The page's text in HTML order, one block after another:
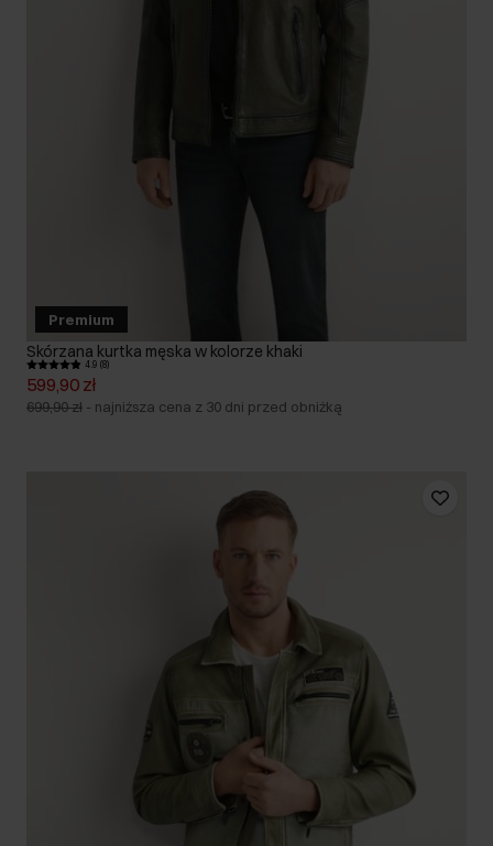
Premium
Skórzana kurtka męska w kolorze khaki
4.9 (8)
599,90 zł
699,90 zł - najniższa cena z 30 dni przed obniżką